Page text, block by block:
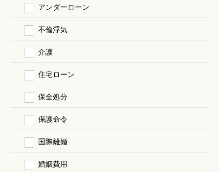
アンダーローン
不倫浮気
介護
住宅ローン
保全処分
保護命令
国際離婚
婚姻費用